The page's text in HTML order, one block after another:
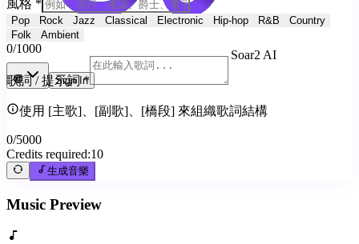
Soar2 AI
Sign In
風格 *
Pop Rock Jazz Classical Electronic Hip-hop R&B
Country
Folk
Ambient
0/1000
歌詞 / 提示詞*
使用 [主歌]、[副歌]、[橋段] 來組織歌詞結構
0/5000
Credits required:10
生成音樂
Music Preview